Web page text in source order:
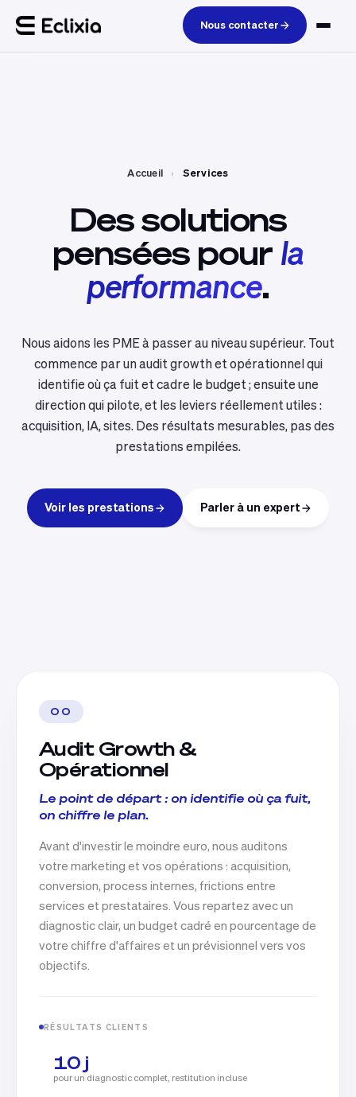
Nous contacter
Accueil › Services
Des solutions
pensées pour la
performance.
Nous aidons les PME à passer au niveau supérieur. Tout
commence par un audit growth et opérationnel qui
identifie où ça fuit et cadre le budget ; ensuite une
direction qui pilote, et les leviers réellement utiles :
acquisition, IA, sites. Des résultats mesurables, pas des
prestations empilées.
Voir les prestations Parler à un expert
00
Audit Growth &
Opérationnel
Le point de départ : on identifie où ça fuit,
on chiffre le plan.
Avant d'investir le moindre euro, nous auditons
votre marketing et vos opérations : acquisition,
conversion, process internes, frictions entre
services et prestataires. Vous repartez avec un
diagnostic clair, un budget cadré en pourcentage de
votre chiffre d'affaires et un prévisionnel vers vos
objectifs.
RÉSULTATS CLIENTS
10 j
pour un diagnostic complet, restitution incluse